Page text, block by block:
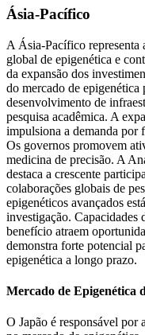
Ásia-Pacífico
A Ásia-Pacífico representa
global de epigenética e
da expansão dos
do mercado de epigenética
desenvolvimento de
pesquisa acadêmica. A
impulsiona a demanda por
Os governos promovem
medicina de precisão. A
destaca a crescente
colaborações globais de
epigenéticos avançados
investigação. Capacidades
benefício atraem
demonstra forte potencial
epigenética a longo prazo.
Mercado de Epigenética
O Japão é responsável por